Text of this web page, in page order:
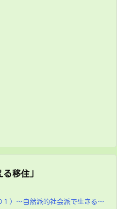
移住」
）～自然派的社会派で生きる～